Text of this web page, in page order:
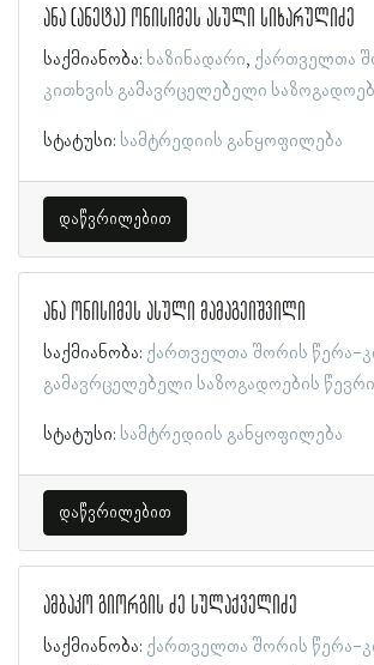
ანა (ანეტა) ონისიმეს ასული სიხარულიძე
საქმიანობა: ხაზინადარი ქართველთა
კითხვის გამავრცელებელი
სტატუსი: სამტრედიის განყოფილება
დაწვრილებით
ანა ონისიმეს ასული მამაგეიშვილი
საქმიანობა: ქართველთა შორის წერა-
გამავრცელებელი საზოგადოების წევრი
სტატუსი: სამტრედიის განყოფილება
დაწვრილებით
ამბაკო გიორგის ძე სულაქველიძე
საქმიანობა: ქართველთა შორის წერა-